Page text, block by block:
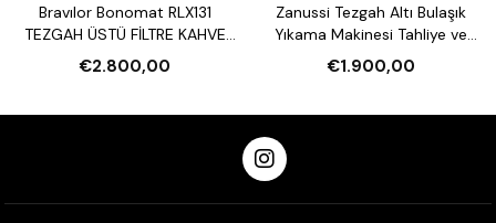
Bravılor Bonomat RLX131
TEZGAH ÜSTÜ FİLTRE KAHVE
MAKİNESİ VE SU ISITICI
€2.800,00
Zanussi Tezgah Altı Bulaşık
Yıkama Makinesi Tahliye ve
Parlatıcı Pompalı
€1.900,00